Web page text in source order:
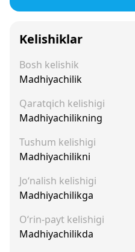
Kelishiklar
Bosh kelishik
Madhiyachilik
Qaratqich kelishigi
Madhiyachilikning
Tushum kelishigi
Madhiyachilikni
Jo‘nalish kelishigi
Madhiyachilikga
O‘rin-payt kelishigi
Madhiyachilikda